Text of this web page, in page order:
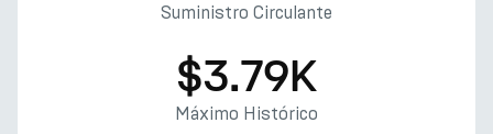
Suministro Circulante
$3.79K
Máximo Histórico